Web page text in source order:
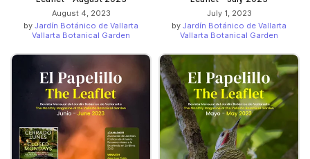
August 4, 2023
by Jardín Botánico de Vallarta
Vallarta Botanical Garden
July 1, 2023
by Jardín Botánico de Vallarta
Vallarta Botanical Garden